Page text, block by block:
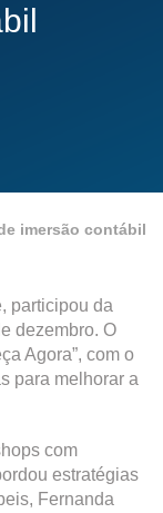
imersão contábil
participou da
dezembro. O
Agora”, com o
para melhorar a
com
estratégias
Fernanda